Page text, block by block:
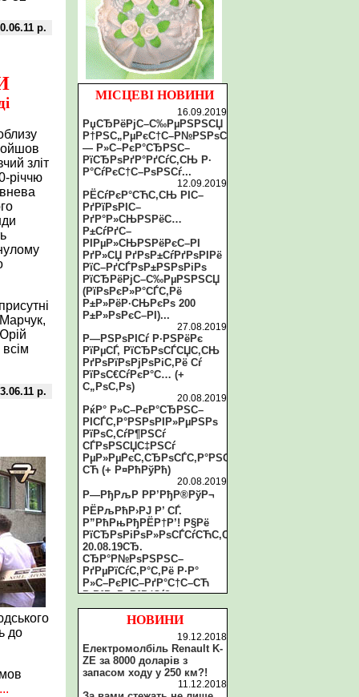
МІСЦЕВІ НОВИНИ
16.09.2019
РџСЂРёРјС–С‰РµРЅРЅСЏ
Р†РЅС„РµРєС†С–Р№РЅРѕС
— Р»С–РєР°СЂРЅС–
РїСЂРѕРґР°РґСѓС‚СЊ Р·
Р°СѓРєС†С–РѕРЅСѓ...
12.09.2019
РЁСѓРєР°СЋС‚СЊ РІС–
РґРїРѕРІС–
РґР°Р»СЊРЅРёС…
Р±СѓРґС–
РІРµР»СЊРЅРёРєС–РІ
РґР»СЏ РґРѕР±СѓРґРѕРІРё
РїС–РґСЃРѕР±РЅРѕРіРѕ
РїСЂРёРјС–С‰РµРЅРЅСЏ
(РїРѕРєР»Р°СЃС‚Рё
Р±Р»РёР·СЊРєРѕ 200
Р±Р»РѕРєС–РІ)...
27.08.2019
Р—РЅРѕРІСѓ Р·РЅРёРє
РїРµСЃ, РїСЂРѕСЃСЏС‚СЊ
РґРѕРїРѕРјРѕРіС‚Рё Сѓ
РїРѕС€СѓРєР°С… (+
С„РѕС‚Рѕ)
20.08.2019
РќР° Р»С–РєР°СЂРЅС–
РІСЃС‚Р°РЅРѕРІР»РµРЅРѕ
РїРѕС‚СѓР¶РЅСѓ
СЃРѕРЅСЏС‡РЅСѓ
РµР»РµРєС‚СЂРѕСЃС‚Р°РЅС†С–
СЋ (+ Р¤РћРўРћ)
20.08.2019
Р—РђРљР РР’РђР®РўР¬
РЁРљРћР›РЈ Р’ СЃ.
Р”РћРњРђРЁР†Р’! Р§Рё
РїСЂРѕРіРѕР»РѕСЃСѓСЋС‚СЊ
20.08.19СЂ.
СЂР°Р№РѕРЅРЅС–
РґРµРїСѓС‚Р°С‚Рё Р·Р°
Р»С–РєРІС–РґР°С†С–СЋ
Р·Р°РєР»Р°РґСѓ?
20.08.2019
Рў.Р·РІ. СЂР°Р№СЂР°РґР°
РїСЂРѕС†РµСЃ Р»С–РєРІС–
РґР°С†С–С—
СЂР°Р№РѕРЅРєРё С‚Р°
Р»РёС€
РЅР°РєРѕРїРёС‡СѓС”
НОВИНИ
19.12.2018
Електромолбіль Renault K-
ZE за 8000 доларів з
запасом ходу у 250 км?!
11.12.2018
р.
зліт
річчю
р.
до